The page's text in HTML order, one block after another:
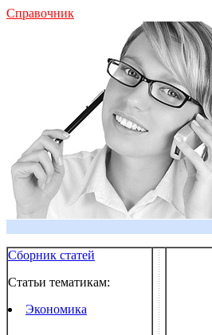
Справочник
Сборник статей
Статьи тематикам:
Экономика